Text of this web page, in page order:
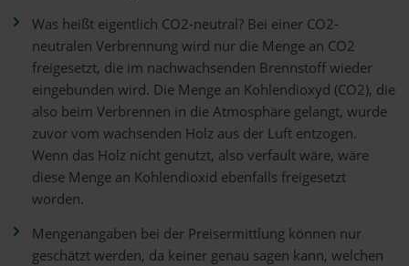
Was heißt eigentlich CO2-neutral? Bei einer CO2-
neutralen Verbrennung wird nur die Menge an CO2
freigesetzt, die im nachwachsenden Brennstoff wieder
eingebunden wird. Die Menge an Kohlendioxyd (CO2), die
also beim Verbrennen in die Atmosphäre gelangt, wurde
zuvor vom wachsenden Holz aus der Luft entzogen.
Wenn das Holz nicht genutzt, also verfault wäre, wäre
diese Menge an Kohlendioxid ebenfalls freigesetzt
worden.
Mengenangaben bei der Preisermittlung können nur
geschätzt werden, da keiner genau sagen kann, welchen